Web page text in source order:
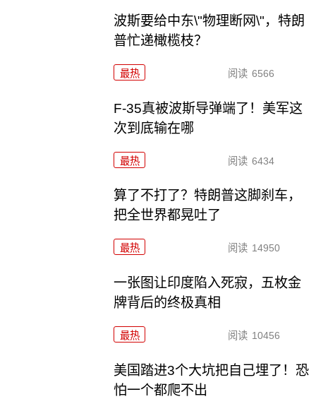
波斯要给中东\"物理断网\"，特朗
普忙递橄榄枝？
最热 阅读 6566
F-35真被波斯导弹端了！美军这
次到底输在哪
最热 阅读 6434
算了不打了？特朗普这脚刹车，
把全世界都晃吐了
最热 阅读 14950
一张图让印度陷入死寂，五枚金
牌背后的终极真相
最热 阅读 10456
美国踏进3个大坑把自己埋了！恐
怕一个都爬不出